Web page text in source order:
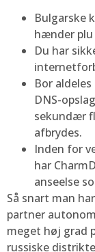
Bulgarske
hænder plu
Du har
Bor
DNS-
sekundær
afbrydes.
Inden for
har
anseelse
Så snart man
partner
meget høj grad
russiske